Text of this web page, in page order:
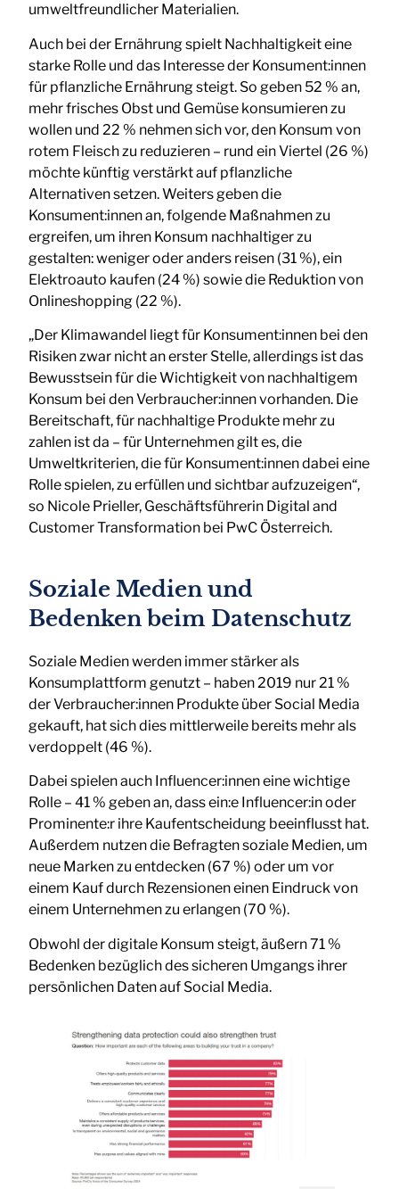
umweltfreundlicher Materialien.
Auch bei der Ernährung spielt Nachhaltigkeit eine
starke Rolle und das Interesse der Konsument:innen
für pflanzliche Ernährung steigt. So geben 52 % an,
mehr frisches Obst und Gemüse konsumieren zu
wollen und 22 % nehmen sich vor, den Konsum von
rotem Fleisch zu reduzieren – rund ein Viertel (26 %)
möchte künftig verstärkt auf pflanzliche
Alternativen setzen. Weiters geben die
Konsument:innen an, folgende Maßnahmen zu
ergreifen, um ihren Konsum nachhaltiger zu
gestalten: weniger oder anders reisen (31 %), ein
Elektroauto kaufen (24 %) sowie die Reduktion von
Onlineshopping (22 %).
„Der Klimawandel liegt für Konsument:innen bei den
Risiken zwar nicht an erster Stelle, allerdings ist das
Bewusstsein für die Wichtigkeit von nachhaltigem
Konsum bei den Verbraucher:innen vorhanden. Die
Bereitschaft, für nachhaltige Produkte mehr zu
zahlen ist da – für Unternehmen gilt es, die
Umweltkriterien, die für Konsument:innen dabei eine
Rolle spielen, zu erfüllen und sichtbar aufzuzeigen“,
so Nicole Prieller, Geschäftsführerin Digital and
Customer Transformation bei PwC Österreich.
Soziale Medien und
Bedenken beim Datenschutz
Soziale Medien werden immer stärker als
Konsumplattform genutzt – haben 2019 nur 21 %
der Verbraucher:innen Produkte über Social Media
gekauft, hat sich dies mittlerweile bereits mehr als
verdoppelt (46 %).
Dabei spielen auch Influencer:innen eine wichtige
Rolle – 41 % geben an, dass ein:e Influencer:in oder
Prominente:r ihre Kaufentscheidung beeinflusst hat.
Außerdem nutzen die Befragten soziale Medien, um
neue Marken zu entdecken (67 %) oder um vor
einem Kauf durch Rezensionen einen Eindruck von
einem Unternehmen zu erlangen (70 %).
Obwohl der digitale Konsum steigt, äußern 71 %
Bedenken bezüglich des sicheren Umgangs ihrer
persönlichen Daten auf Social Media.